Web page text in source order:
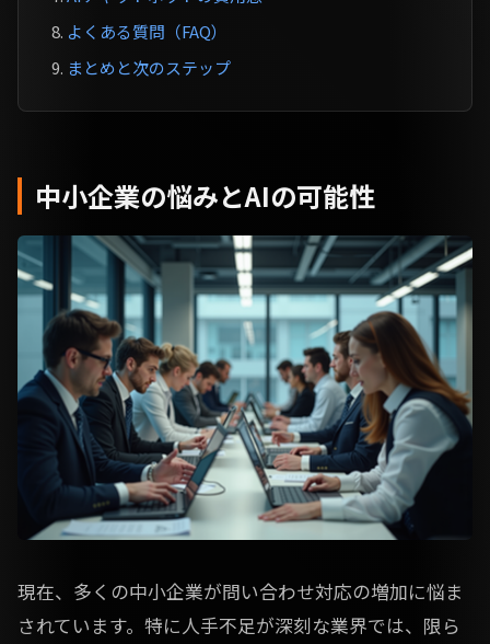
よくある質問（FAQ）
まとめと次のステップ
中小企業の悩みとAIの可能性
現在、多くの中小企業が問い合わせ対応の増加に悩ま
されています。特に人手不足が深刻な業界では、限ら